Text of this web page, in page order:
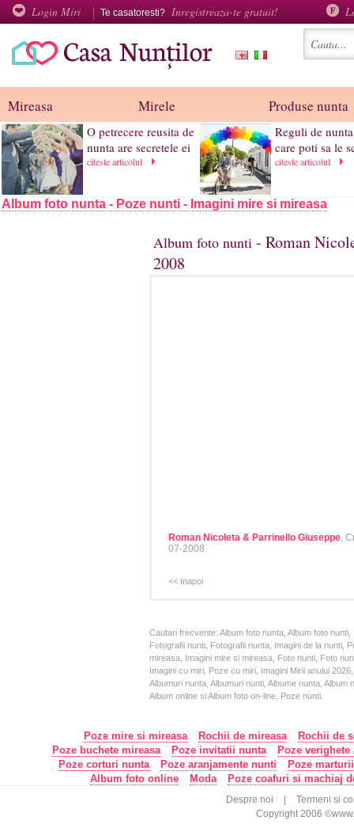
Login Miri Te casatoresti? Inregistreaza-te gratuit!
Mireasa Mirele Produse nunta
O petrecere reusita de
nunta are secretele ei
citeste articolul
Reguli de
care poti sa le
citeste articolul
Album foto nunta - Poze nunti - Imagini mire si mireasa
Album foto nunti - Roman
2008
Roman Nicoleta & Parrinello Giuseppe,
07-2008
<< Inapoi
Cautari frecvente: Album foto nunta, Album foto
Fotografii nunti, Fotografii nunta, Imagini de la nunti,
mireasa, Imagini mire si mireasa, Foto nunti, Foto
Imagini cu miri, Poze cu miri, Imagini Mirii anului
Albumuri nunta, Albumuri nunti, Albume nunta,
Album online si Album foto on-line, Poze nunti.
Poze mire si mireasa Rochii de mireasa
Rochii de
Poze buchete mireasa
Poze invitatii nunta
Poze
Poze corturi nunta
Poze aranjamente nunti
Poze
Album foto online
Moda Poze coafuri si machiaj
Despre noi
Termeni si
Copyright 2006